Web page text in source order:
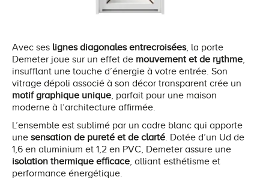
Avec ses lignes diagonales entrecroisées, la porte
Demeter joue sur un effet de mouvement et de rythme,
insufflant une touche d’énergie à votre entrée. Son
vitrage dépoli associé à son décor transparent crée un
motif graphique unique, parfait pour une maison
moderne à l’architecture affirmée.
L’ensemble est sublimé par un cadre blanc qui apporte
une sensation de pureté et de clarté. Dotée d’un Ud de
1,6 en aluminium et 1,2 en PVC, Demeter assure une
isolation thermique efficace, alliant esthétisme et
performance énergétique.